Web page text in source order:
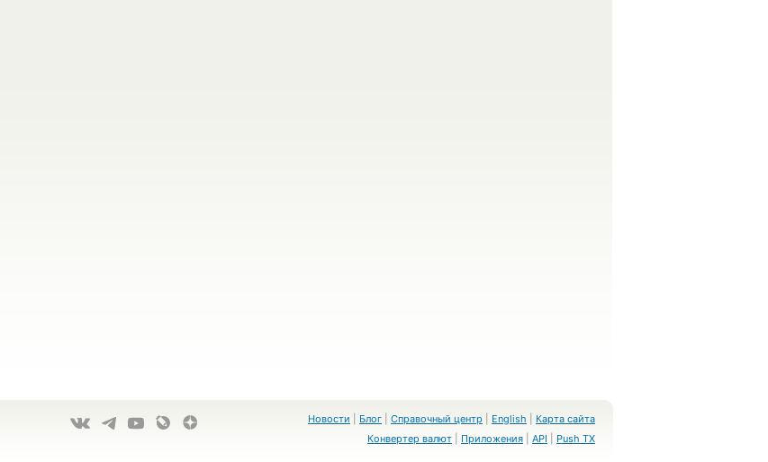
Новости Блог Справочный центр English
Карта сайта
Конвертер валют
Приложения API Push TX